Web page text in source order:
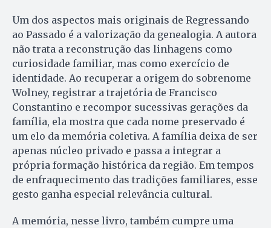
Um dos aspectos mais originais de Regressando
ao Passado é a valorização da genealogia. A autora
não trata a reconstrução das linhagens como
curiosidade familiar, mas como exercício de
identidade. Ao recuperar a origem do sobrenome
Wolney, registrar a trajetória de Francisco
Constantino e recompor sucessivas gerações da
família, ela mostra que cada nome preservado é
um elo da memória coletiva. A família deixa de ser
apenas núcleo privado e passa a integrar a
própria formação histórica da região. Em tempos
de enfraquecimento das tradições familiares, esse
gesto ganha especial relevância cultural.
A memória, nesse livro, também cumpre uma